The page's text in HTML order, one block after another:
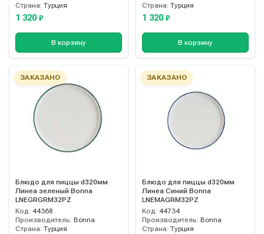
Страна: Турция
1 320 ₽
В корзину
Страна: Турция
1 320 ₽
В корзину
ЗАКАЗАНО
Блюдо для пиццы d320мм
Линеа зеленый Bonna
LNEGRGRM32PZ
Код: 44368
Производитель: Bonna
Страна: Турция
ЗАКАЗАНО
Блюдо для пиццы d320мм
Линеа Синий Bonna
LNEMAGRM32PZ
Код: 44734
Производитель: Bonna
Страна: Турция